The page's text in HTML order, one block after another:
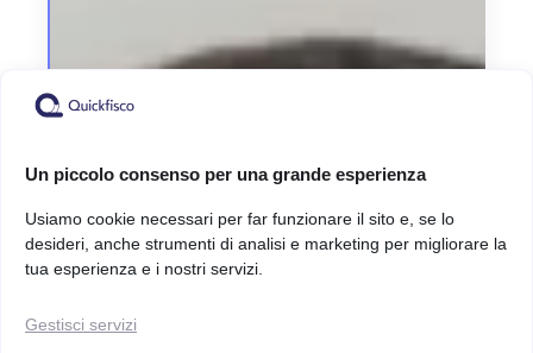
Un piccolo consenso per una grande esperienza
Usiamo cookie necessari per far funzionare il sito e, se lo
desideri, anche strumenti di analisi e marketing per migliorare la
tua esperienza e i nostri servizi.
Gestisci servizi